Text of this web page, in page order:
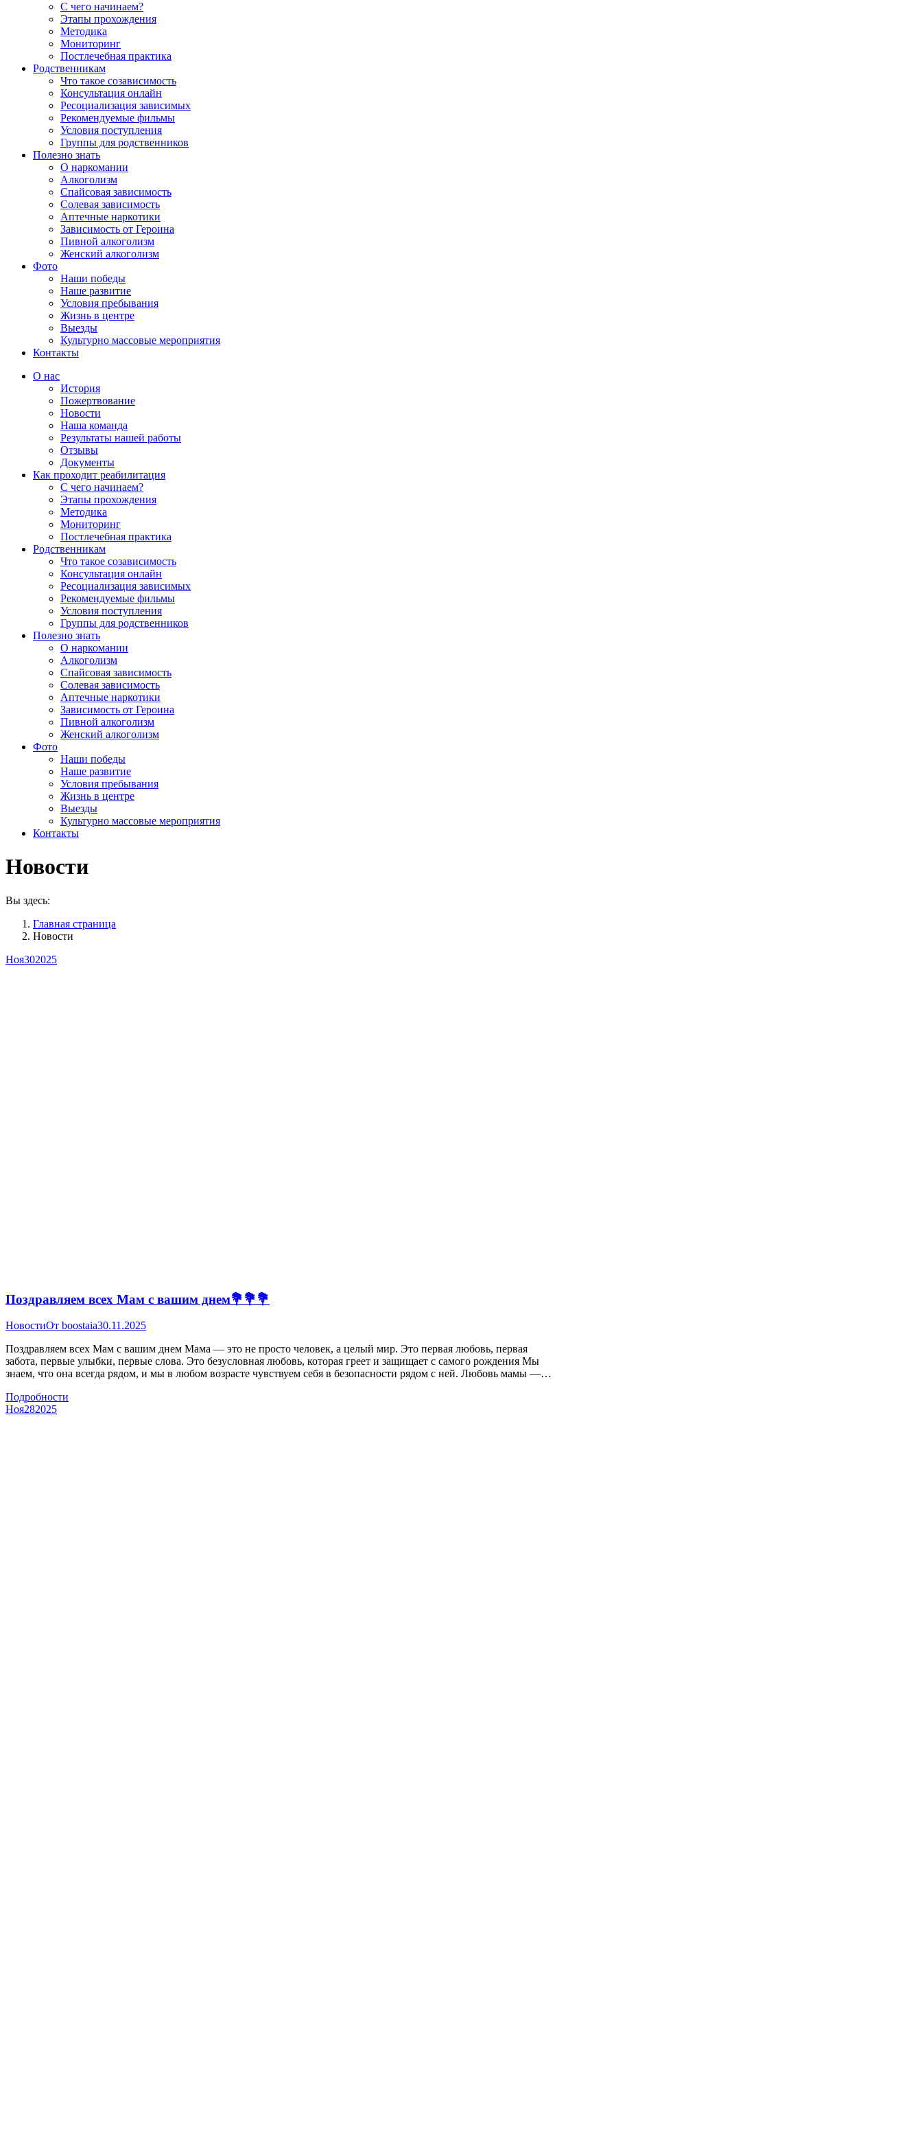
С чего начинаем?
Этапы прохождения
Методика
Мониторинг
Постлечебная практика
Родственникам
Что такое созависимость
Консультация онлайн
Ресоциализация зависимых
Рекомендуемые фильмы
Условия поступления
Группы для родственников
Полезно знать
О наркомании
Алкоголизм
Спайсовая зависимость
Солевая зависимость
Аптечные наркотики
Зависимость от Героина
Пивной алкоголизм
Женский алкоголизм
Фото
Наши победы
Наше развитие
Условия пребывания
Жизнь в центре
Выезды
Культурно массовые мероприятия
Контакты
Страница
открывается
Страница
открывается
Страница
открывается
Страница
открывается
О нас
История
Пожертвование
Новости
Наша команда
Результаты нашей работы
Отзывы
Документы
Как проходит реабилитация
С чего начинаем?
Этапы прохождения
Методика
Мониторинг
Постлечебная практика
Родственникам
Что такое созависимость
Консультация онлайн
Ресоциализация зависимых
Рекомендуемые фильмы
Условия поступления
Группы для родственников
Полезно знать
О наркомании
Алкоголизм
Спайсовая зависимость
Солевая зависимость
Аптечные наркотики
Зависимость от Героина
Пивной алкоголизм
Женский алкоголизм
Фото
Наши победы
Наше развитие
Условия пребывания
Жизнь в центре
Выезды
Культурно массовые мероприятия
Контакты
Новости
Вы здесь:
Главная страница
Новости
Ноя302025
Поздравляем всех Мам с вашим днем💐💐💐
НовостиОт boostaia30.11.2025
Поздравляем всех Мам с вашим днем Мама — это не просто человек, а целый мир. Это первая любовь, первая
забота, первые улыбки, первые слова. Это безусловная любовь, которая греет и защищает с самого рождения Мы
знаем, что она всегда рядом, и мы в любом возрасте чувствуем себя в безопасности рядом с ней. Любовь мамы —…
Подробности
Ноя282025